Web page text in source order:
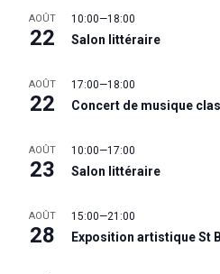
AOÛT
22
10:00—18:00
Salon littéraire
AOÛT
22
17:00—18:00
Concert de musique
AOÛT
23
10:00—17:00
Salon littéraire
AOÛT
28
15:00—21:00
Exposition artistique St